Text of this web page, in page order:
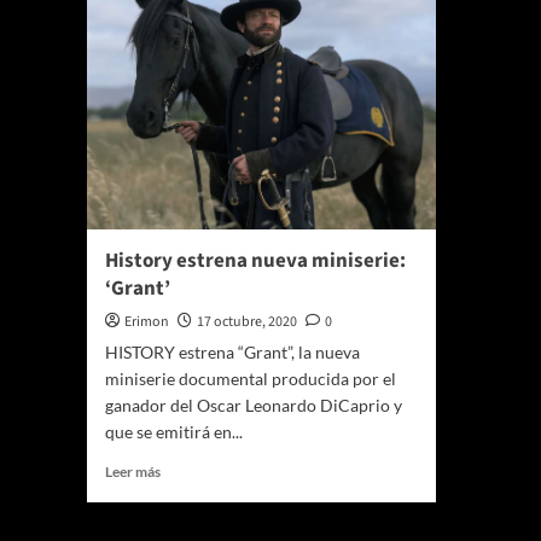
History estrena nueva miniserie:
‘Grant’
Erimon 17 octubre, 2020
0
HISTORY estrena “Grant”, la nueva
miniserie documental producida por el
ganador del Oscar Leonardo DiCaprio y
que se emitirá en...
Leer másLeer